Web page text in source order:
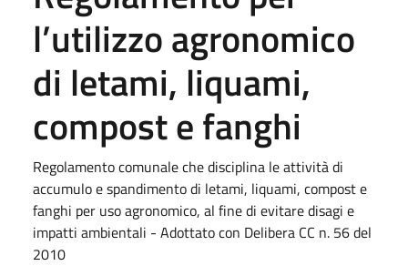
l’utilizzo agronomico
di letami, liquami,
compost e fanghi
Regolamento comunale che disciplina le attività di
accumulo e spandimento di letami, liquami, compost e
fanghi per uso agronomico, al fine di evitare disagi e
impatti ambientali - Adottato con Delibera CC n. 56 del
2010